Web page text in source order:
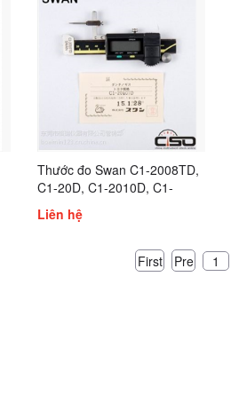
Thước đo Swan C1-2008TD,
C1-20D, C1-2010D, C1-
20TD, C1-20VD, C1-35D, C1-
50D
Liên hệ
First Pre 1